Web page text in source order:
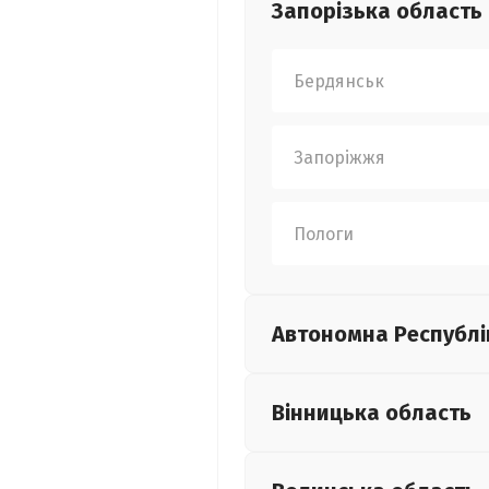
Запорізька область
Бердянськ
Запоріжжя
Пологи
Автономна
Вінницька область